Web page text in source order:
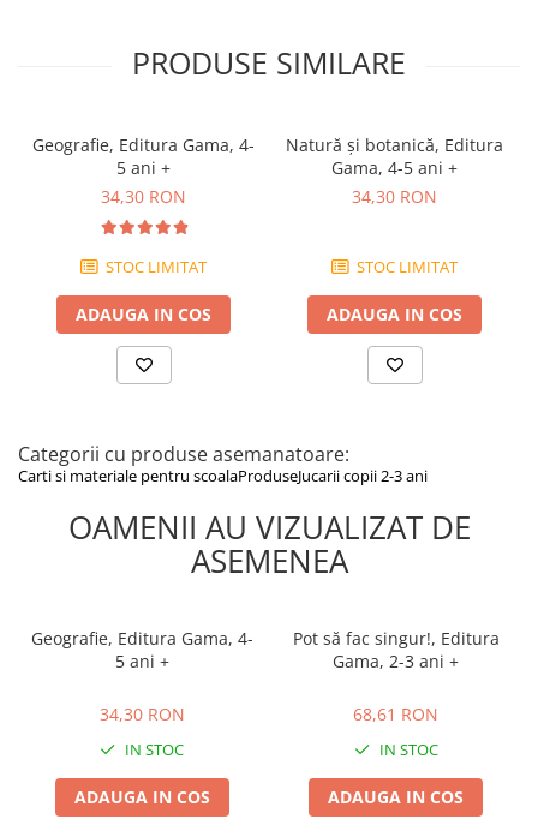
Editura: Gama
Vârstă recomandată: 2-3 ani
PRODUSE SIMILARE
Geografie, Editura Gama, 4-
5 ani +
34,30 RON
STOC LIMITAT
ADAUGA IN COS
Natură şi botanică, Editura
Gama, 4-5 ani +
34,30 RON
STOC LIMITAT
ADAUGA IN COS
Categorii cu produse asemanatoare:
Carti si materiale pentru scoalaProduseJucarii copii 2-3 ani
OAMENII AU VIZUALIZAT DE
ASEMENEA
Geografie, Editura Gama, 4-
5 ani +
34,30 RON
IN STOC
ADAUGA IN COS
Pot să fac singur!, Editura
Gama, 2-3 ani +
68,61 RON
IN STOC
ADAUGA IN COS